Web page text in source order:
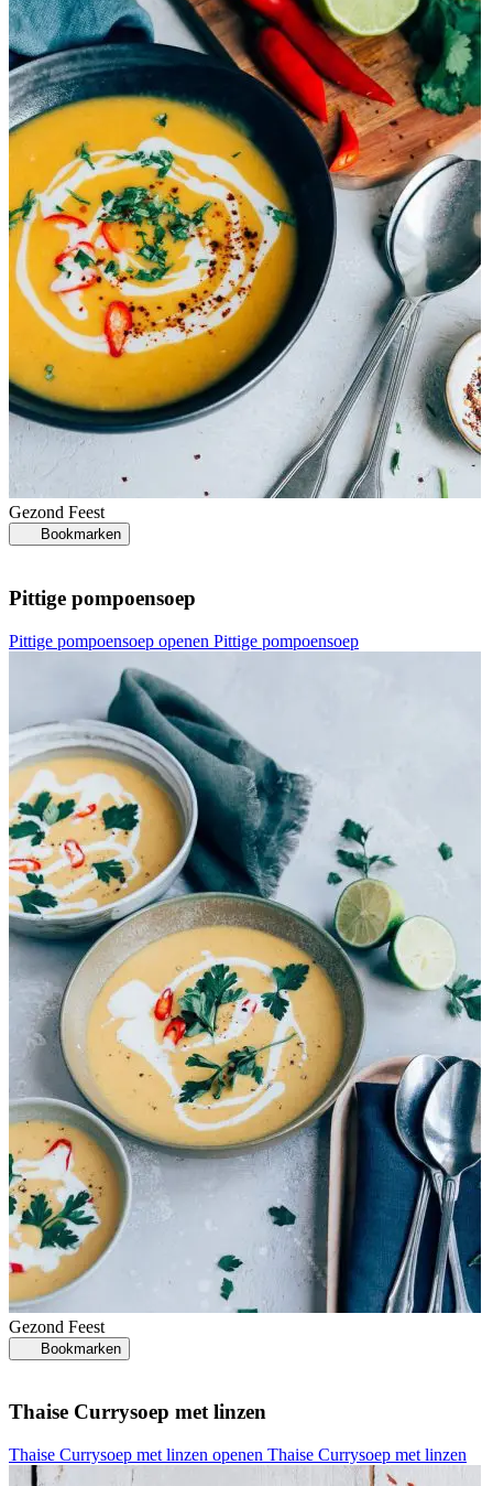
Gezond Feest
Bookmarken
Pittige pompoensoep
Pittige pompoensoep openen Pittige pompoensoep
Gezond Feest
Bookmarken
Thaise Currysoep met linzen
Thaise Currysoep met linzen openen Thaise Currysoep met linzen